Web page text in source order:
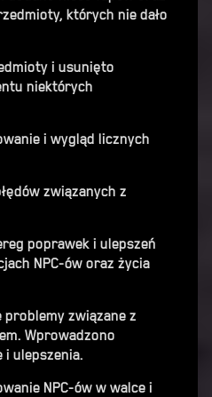
których nie dało
i usunięto
niektórych
i wygląd licznych
związanych z
poprawek i ulepszeń
NPC-ów oraz życia
związane z
Wprowadzono
i ulepszenia.
NPC-ów w walce i